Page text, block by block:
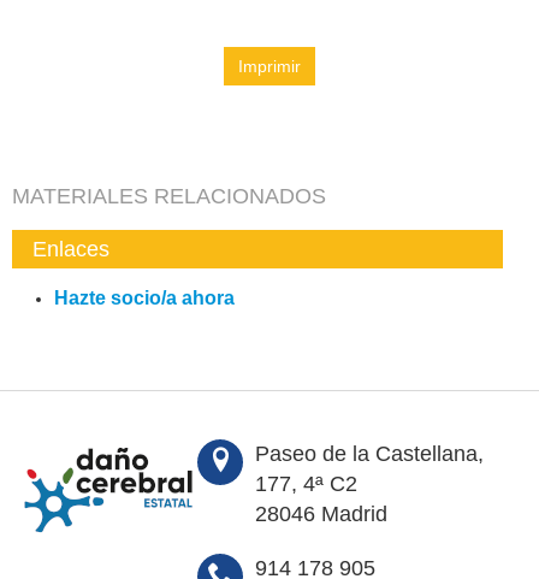
Imprimir
MATERIALES RELACIONADOS
Enlaces
Hazte socio/a ahora
Paseo de la Castellana,
177, 4ª C2
28046 Madrid
914 178 905